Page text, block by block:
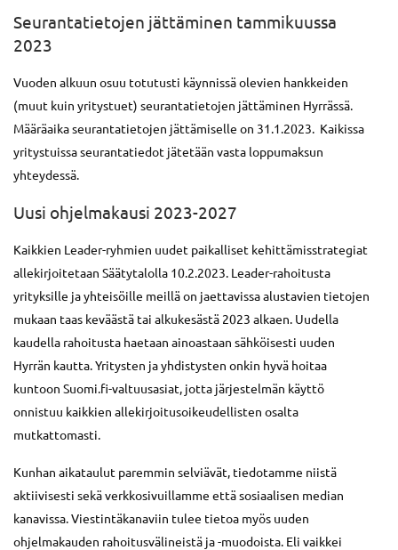
Seurantatietojen jättäminen tammikuussa
2023
Vuoden alkuun osuu totutusti käynnissä olevien hankkeiden
(muut kuin yritystuet) seurantatietojen jättäminen Hyrrässä.
Määräaika seurantatietojen jättämiselle on 31.1.2023. Kaikissa
yritystuissa seurantatiedot jätetään vasta loppumaksun
yhteydessä.
Uusi ohjelmakausi 2023-2027
Kaikkien Leader-ryhmien uudet paikalliset kehittämisstrategiat
allekirjoitetaan Säätytalolla 10.2.2023. Leader-rahoitusta
yrityksille ja yhteisöille meillä on jaettavissa alustavien tietojen
mukaan taas keväästä tai alkukesästä 2023 alkaen. Uudella
kaudella rahoitusta haetaan ainoastaan sähköisesti uuden
Hyrrän kautta. Yritysten ja yhdistysten onkin hyvä hoitaa
kuntoon Suomi.fi-valtuusasiat, jotta järjestelmän käyttö
onnistuu kaikkien allekirjoitusoikeudellisten osalta
mutkattomasti.
Kunhan aikataulut paremmin selviävät, tiedotamme niistä
aktiivisesti sekä verkkosivuillamme että sosiaalisen median
kanavissa. Viestintäkanaviin tulee tietoa myös uuden
ohjelmakauden rahoitusvälineistä ja -muodoista. Eli vaikkei